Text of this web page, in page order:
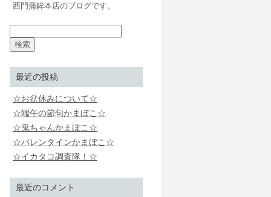
西門蒲鉾本店のブログです。
最近の投稿
☆お盆休みについて☆
☆端午の節句かまぼこ☆
☆鬼ちゃんかまぼこ☆
☆バレンタインかまぼこ☆
☆イカタコ調査隊！☆
最近のコメント